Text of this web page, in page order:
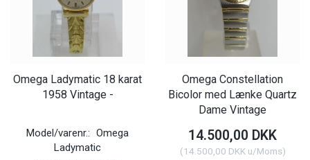
Omega Ladymatic 18 karat
1958 Vintage -
Model/varenr.: Omega
Ladymatic
Omega Constellation
Bicolor med Lænke Quartz
Dame Vintage
14.500,00 DKK
(14.500,00 DKKu/Moms)